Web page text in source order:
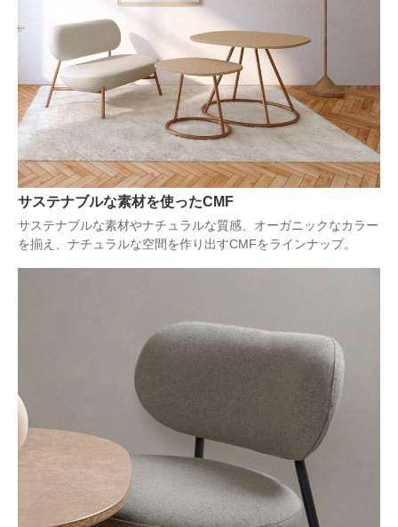
サステナブルな素材を使ったCMF
サステナブルな素材やナチュラルな質感、オーガニックなカラー
を揃え、ナチュラルな空間を作り出すCMFをラインナップ。